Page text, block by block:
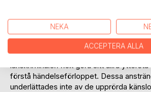
Våren 1971 började märkliga saker
kriminalkommissarie Olle Gustafsson
länskriminalen fick göra sitt allra
förstå händelseförloppet. Dessa
underlättades inte av de upprörda
NEKA
ACCEPTERA ALLA